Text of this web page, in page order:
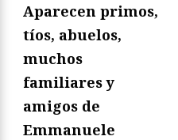
Aparecen primos,
tíos, abuelos,
muchos
familiares y
amigos de
Emmanuele